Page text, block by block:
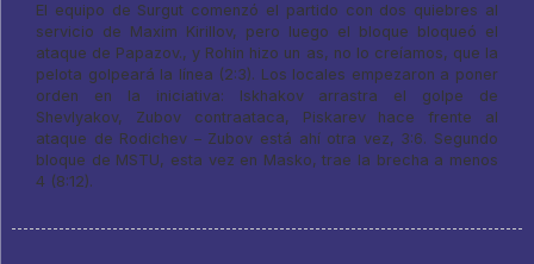
El equipo de Surgut comenzó el partido con dos quiebres al
servicio de Maxim Kirillov, pero luego el bloque bloqueó el
ataque de Papazov., y Rohin hizo un as, no lo creíamos, que la
pelota golpeará la línea (2:3). Los locales empezaron a poner
orden en la iniciativa: Iskhakov arrastra el golpe de
Shevlyakov, Zubov contraataca, Piskarev hace frente al
ataque de Rodichev – Zubov está ahí otra vez, 3:6. Segundo
bloque de MSTU, esta vez en Masko, trae la brecha a menos
4 (8:12).